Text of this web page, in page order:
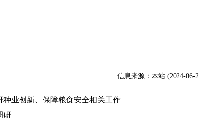
信息来源：本站 (2024-06-
种业创新、保障粮食安全相关工作
研